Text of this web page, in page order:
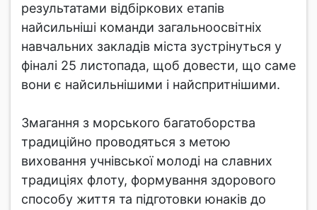
результатами відбіркових етапів
найсильніші команди загальноосвітніх
навчальних закладів міста зустрінуться у
фіналі 25 листопада, щоб довести, що саме
вони є найсильнішими і найспритнішими.
Змагання з морського багатоборства
традиційно проводяться з метою
виховання учнівської молоді на славних
традиціях флоту, формування здорового
способу життя та підготовки юнаків до